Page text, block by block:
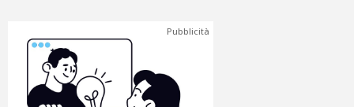
Pubblicità